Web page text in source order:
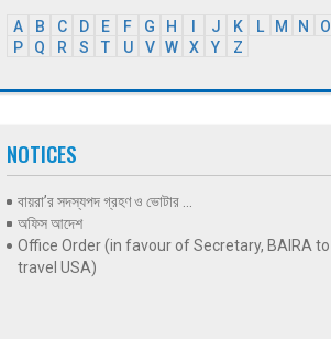
A B C D E F G H J K L M N
O
P
Q R S T U V W X Y Z
NOTICES
বায়রা’র সদস্যপদ গ্রহণ ও ভোটার ...
অফিস আদেশ
Office Order (in favour of Secretary, BAIRA to
travel USA)